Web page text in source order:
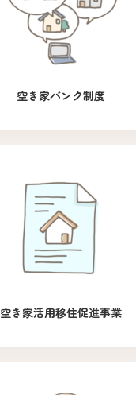
空き家バンク制度
空き家活用移住促進事業